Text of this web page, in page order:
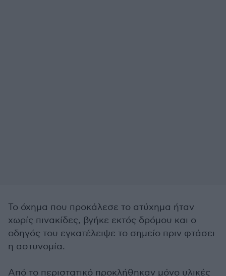
Το όχημα που προκάλεσε το ατύχημα ήταν
χωρίς πινακίδες, βγήκε εκτός δρόμου και ο
οδηγός του εγκατέλειψε το σημείο πριν φτάσει
η αστυνομία.
Από το περιστατικό προκλήθηκαν μόνο υλικές